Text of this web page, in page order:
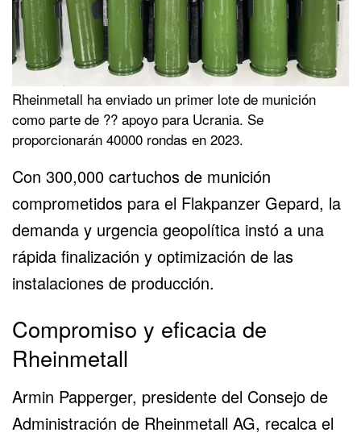
Rheinmetall ha enviado un primer lote de munición
como parte de ?? apoyo para Ucrania. Se
proporcionarán 40000 rondas en 2023.
Con 300,000 cartuchos de munición
comprometidos para el Flakpanzer Gepard, la
demanda y urgencia geopolítica instó a una
rápida finalización y optimización de las
instalaciones de producción.
Compromiso y eficacia de
Rheinmetall
Armin Papperger, presidente del Consejo de
Administración de Rheinmetall AG, recalca el